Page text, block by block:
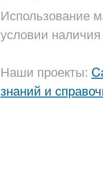
Использование
условии
Наши проекты:
знаний и